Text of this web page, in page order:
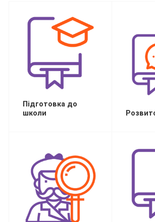
Підготовка до
школи